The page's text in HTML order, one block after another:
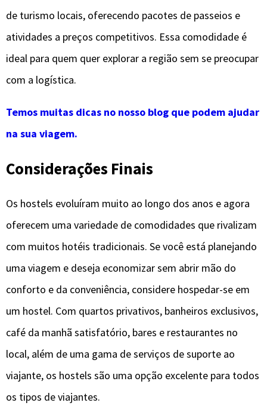
de turismo locais, oferecendo pacotes de passeios e
atividades a preços competitivos. Essa comodidade é
ideal para quem quer explorar a região sem se preocupar
com a logística.
Temos muitas dicas no nosso blog que podem ajudar
na sua viagem.
Considerações Finais
Os hostels evoluíram muito ao longo dos anos e agora
oferecem uma variedade de comodidades que rivalizam
com muitos hotéis tradicionais. Se você está planejando
uma viagem e deseja economizar sem abrir mão do
conforto e da conveniência, considere hospedar-se em
um hostel. Com quartos privativos, banheiros exclusivos,
café da manhã satisfatório, bares e restaurantes no
local, além de uma gama de serviços de suporte ao
viajante, os hostels são uma opção excelente para todos
os tipos de viajantes.